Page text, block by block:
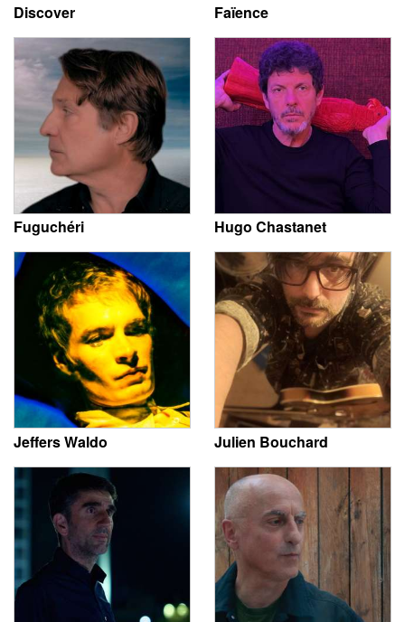
Discover Faïence
Fuguchéri Hugo Chastanet
Jeffers Waldo Julien Bouchard